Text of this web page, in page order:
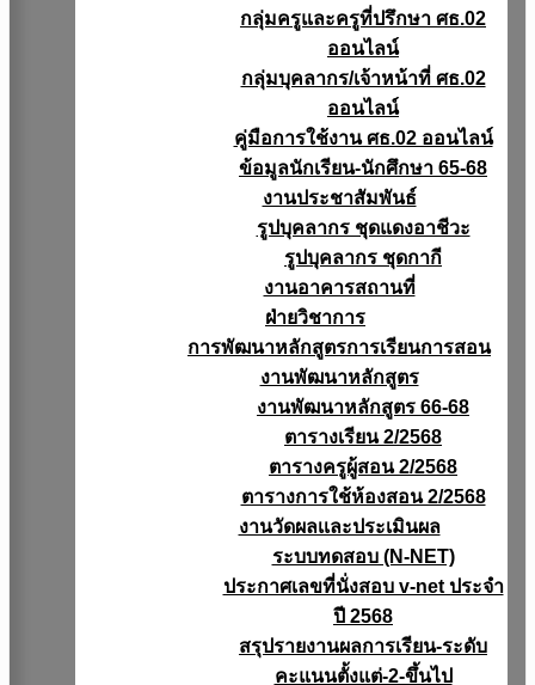
กลุ่มครูและครูที่ปรึกษา ศธ.02
ออนไลน์
กลุ่มบุคลากร/เจ้าหน้าที่ ศธ.02
ออนไลน์
คู่มือการใช้งาน ศธ.02 ออนไลน์
ข้อมูลนักเรียน-นักศึกษา 65-68
งานประชาสัมพันธ์
รูปบุคลากร ชุดแดงอาชีวะ
รูปบุคลากร ชุดกากี
งานอาคารสถานที่
ฝ่ายวิชาการ
การพัฒนาหลักสูตรการเรียนการสอน
งานพัฒนาหลักสูตร
งานพัฒนาหลักสูตร 66-68
ตารางเรียน 2/2568
ตารางครูผู้สอน 2/2568
ตารางการใช้ห้องสอน 2/2568
งานวัดผลเเละประเมินผล
ระบบทดสอบ (N-NET)
ประกาศเลขที่นั่งสอบ v-net ประจำ
ปี 2568
สรุปรายงานผลการเรียน-ระดับ
คะแนนตั้งแต่-2-ขึ้นไป